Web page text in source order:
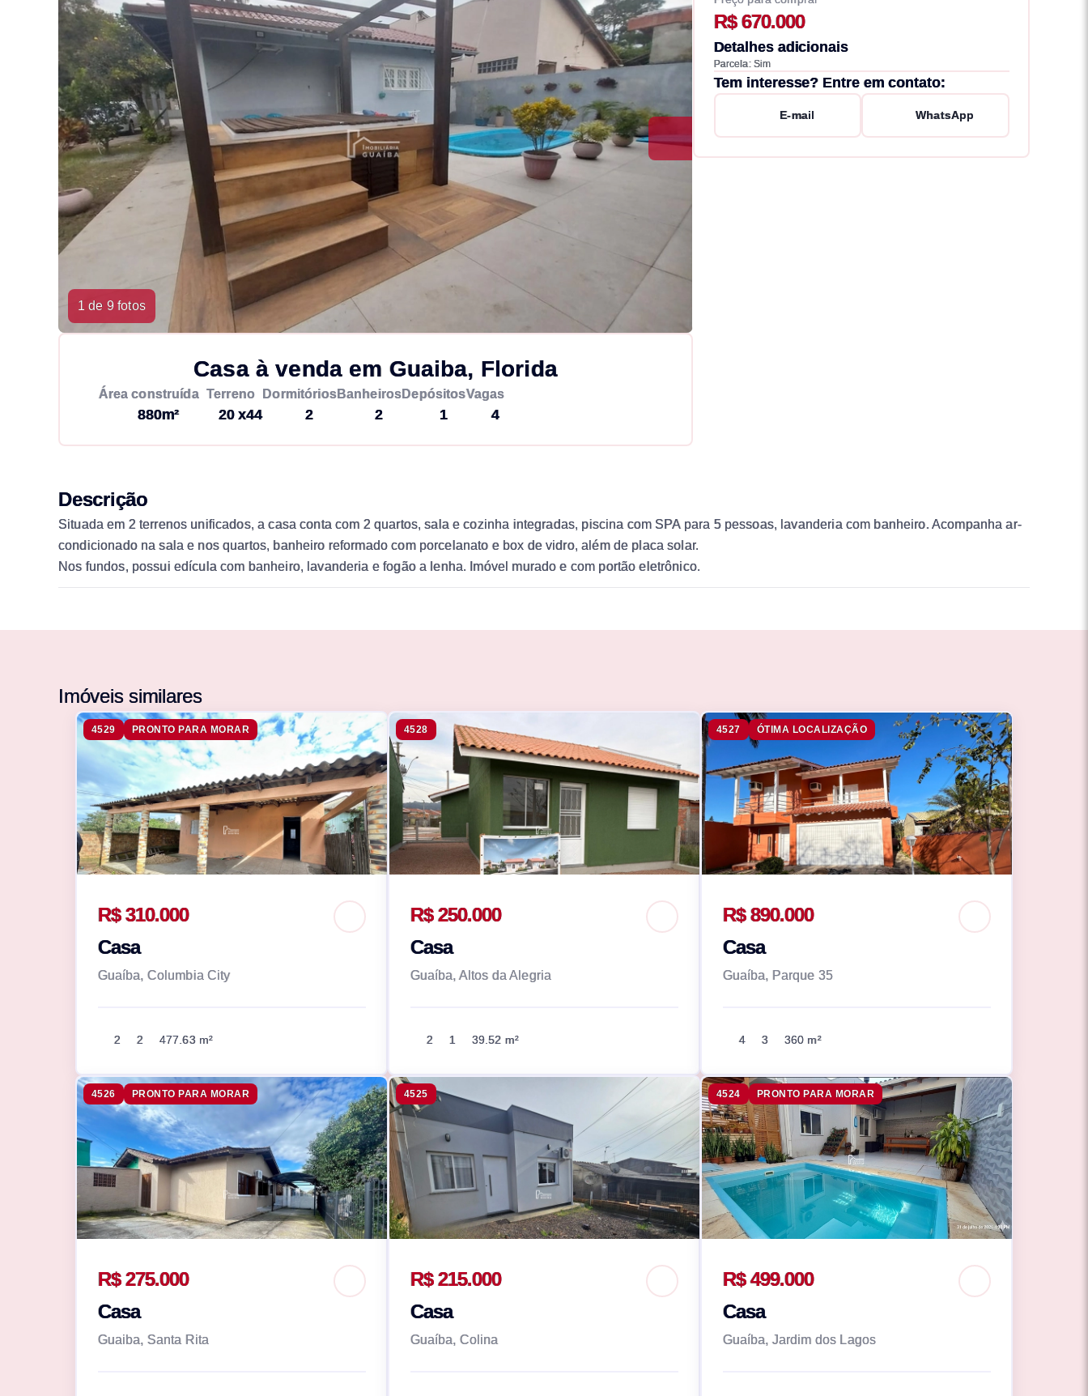
1 de 9 fotos
Casa à venda em Guaiba, Florida
Área construída
880m²
Terreno
20 x44
Dormitórios
2
Banheiros
2
Depósitos
1
Vagas
4
R$ 670.000
Detalhes adicionais
Parcela: Sim
Tem interesse? Entre em contato:
E-mail WhatsApp
Descrição
Situada em 2 terrenos unificados, a casa conta com 2 quartos, sala e cozinha integradas, piscina com SPA para 5 pessoas, lavanderia com banheiro. Acompanha ar-
condicionado na sala e nos quartos, banheiro reformado com porcelanato e box de vidro, além de placa solar.
Nos fundos, possui edícula com banheiro, lavanderia e fogão a lenha. Imóvel murado e com portão eletrônico.
Imóveis similares
4529 PRONTO PARA MORAR
R$ 310.000
Casa
Guaíba, Columbia City
2 2 477.63 m²
4528
R$ 250.000
Casa
Guaíba, Altos da Alegria
2 1 39.52 m²
4527 ÓTIMA LOCALIZAÇÃO
R$ 890.000
Casa
Guaíba, Parque 35
4 3 360 m²
4526 PRONTO PARA MORAR
R$ 275.000
Casa
Guaiba, Santa Rita
4525
R$ 215.000
Casa
Guaíba, Colina
4524 PRONTO PARA MORAR
R$ 499.000
Casa
Guaíba, Jardim dos Lagos